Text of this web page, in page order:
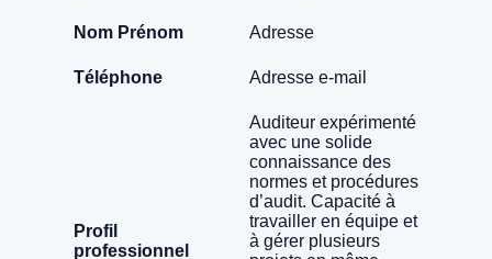
Nom Prénom Adresse
Téléphone Adresse e-mail
Profil
professionnel
Auditeur expérimenté
avec une solide
connaissance des
normes et procédures
d’audit. Capacité à
travailler en équipe et
à gérer plusieurs